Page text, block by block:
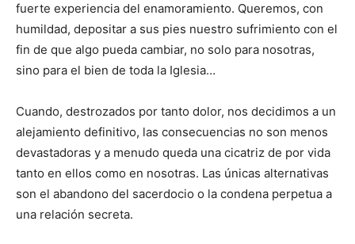
fuerte experiencia del enamoramiento. Queremos, con
humildad, depositar a sus pies nuestro sufrimiento con el
fin de que algo pueda cambiar, no solo para nosotras,
sino para el bien de toda la Iglesia…
Cuando, destrozados por tanto dolor, nos decidimos a un
alejamiento definitivo, las consecuencias no son menos
devastadoras y a menudo queda una cicatriz de por vida
tanto en ellos como en nosotras. Las únicas alternativas
son el abandono del sacerdocio o la condena perpetua a
una relación secreta.